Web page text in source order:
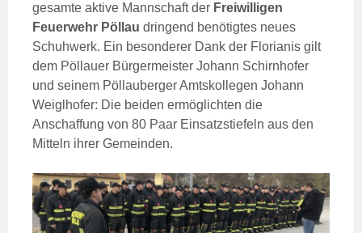
gesamte aktive Mannschaft der Freiwilligen
Feuerwehr Pöllau dringend benötigtes neues
Schuhwerk. Ein besonderer Dank der Florianis gilt
dem Pöllauer Bürgermeister Johann Schirnhofer
und seinem Pöllauberger Amtskollegen Johann
Weiglhofer: Die beiden ermöglichten die
Anschaffung von 80 Paar Einsatzstiefeln aus den
Mitteln ihrer Gemeinden.